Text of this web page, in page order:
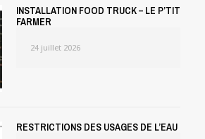
INSTALLATION FOOD TRUCK – LE P’TIT
FARMER
24 juillet 2026
RESTRICTIONS DES USAGES DE L’EAU